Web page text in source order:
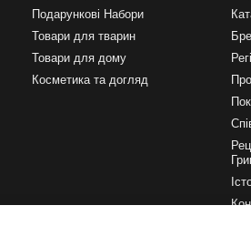
Подарункові Набори
Товари для тварин
Товари для дому
Косметика та догляд